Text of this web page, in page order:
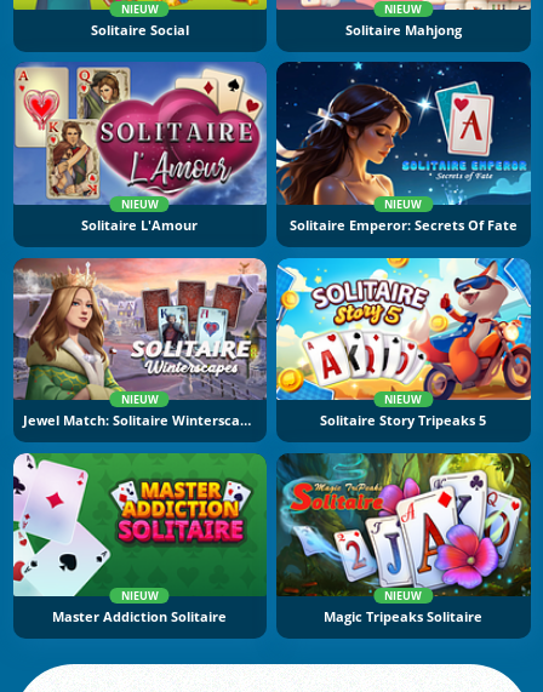
NIEUW
Solitaire Social
NIEUW
Solitaire Mahjong
NIEUW
Solitaire L'Amour
NIEUW
Solitaire Emperor: Secrets Of Fate
NIEUW
Jewel Match: Solitaire Winterscapes
NIEUW
Solitaire Story Tripeaks 5
NIEUW
Master Addiction Solitaire
NIEUW
Magic Tripeaks Solitaire